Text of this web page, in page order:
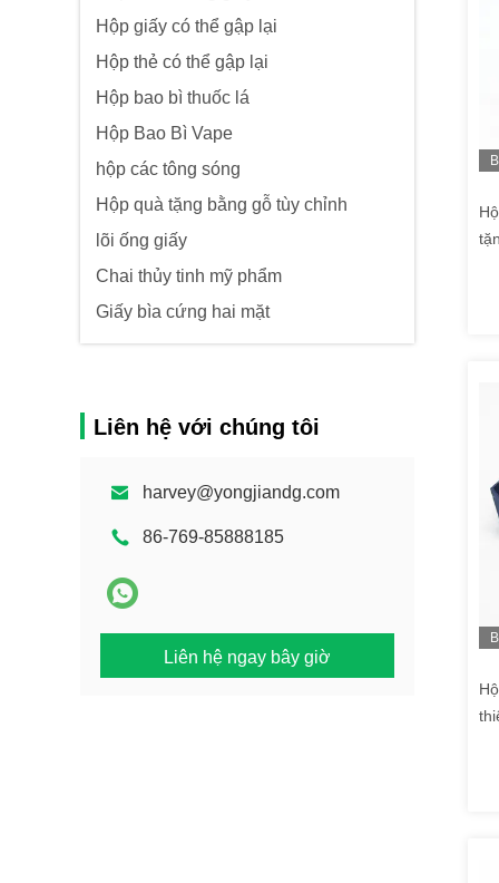
Hộp giấy có thể gập lại
Hộp thẻ có thể gập lại
Hộp bao bì thuốc lá
Hộp Bao Bì Vape
hộp các tông sóng
Hộp quà tặng bằng gỗ tùy chỉnh
lõi ống giấy
Chai thủy tinh mỹ phẩm
Giấy bìa cứng hai mặt
Liên hệ với chúng tôi
harvey@yongjiandg.com
86-769-85888185
Liên hệ ngay bây giờ